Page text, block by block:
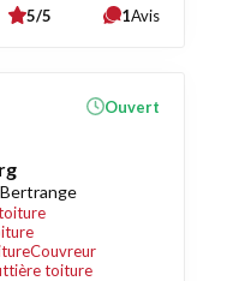
5/5 1Avis
Couvreur
toiture
Ouvert